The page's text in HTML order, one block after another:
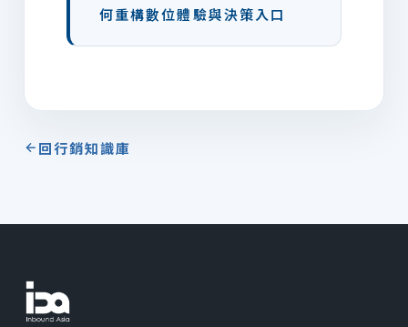
何重構數位體驗與決策入口
回行銷知識庫